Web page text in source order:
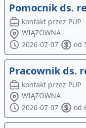
Pomocnik ds.
kontakt przez PUP
WIĄZOWNA
2026-07-07
od
Pracownik ds.
kontakt przez PUP
WIĄZOWNA
2026-07-07
od